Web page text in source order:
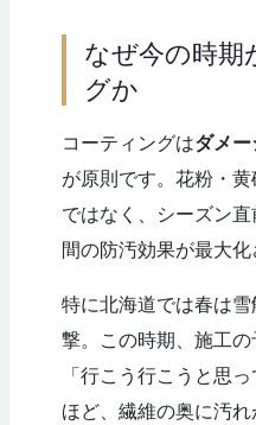
なぜ今の時期
グか
コーティングはダメ
が原則です。花粉・
ではなく、シーズン
間の防汚効果が最大化
特に北海道では春は
撃。この時期、施工の
「行こう行こうと思
ほど、繊維の奥に汚れ